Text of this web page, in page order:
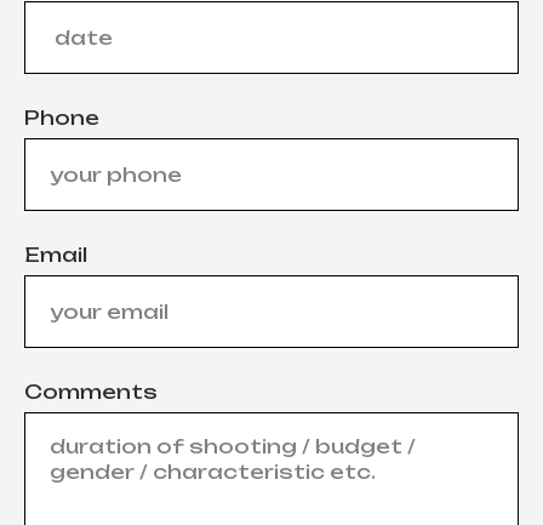
Phone
Email
Comments